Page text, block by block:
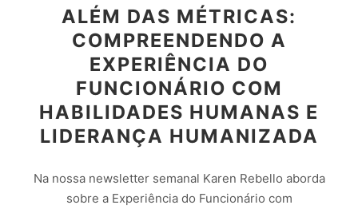
ALÉM DAS MÉTRICAS:
COMPREENDENDO A
EXPERIÊNCIA DO
FUNCIONÁRIO COM
HABILIDADES HUMANAS E
LIDERANÇA HUMANIZADA
Na nossa newsletter semanal Karen Rebello aborda
sobre a Experiência do Funcionário com